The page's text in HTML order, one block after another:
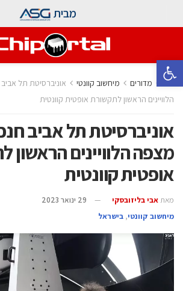
פתח סרגל נגישות
מבית
בית מדורים מיחשוב קוונטי
אוניברסיטת תל
הלוויינים הראשון לתקשורת אופטית קוונטית
אוניברסיטת תל אביב
מצפה הלוויינים הראשון
אופטית קוונטית
מאת אבי בליזובסקי
29 ינואר 2023
מיחשוב קוונטי, בישראל